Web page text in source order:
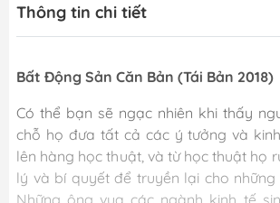
Thông tin chi tiết
Bất Động Sản Căn Bản (Tái Bản 2018)
Có thể bạn sẽ ngạc nhiên khi thấy
chỗ họ đưa tất cả các ý tưởng và
lên hàng học thuật, và từ học thuật họ
lý và bí quyết để truyền lại cho những